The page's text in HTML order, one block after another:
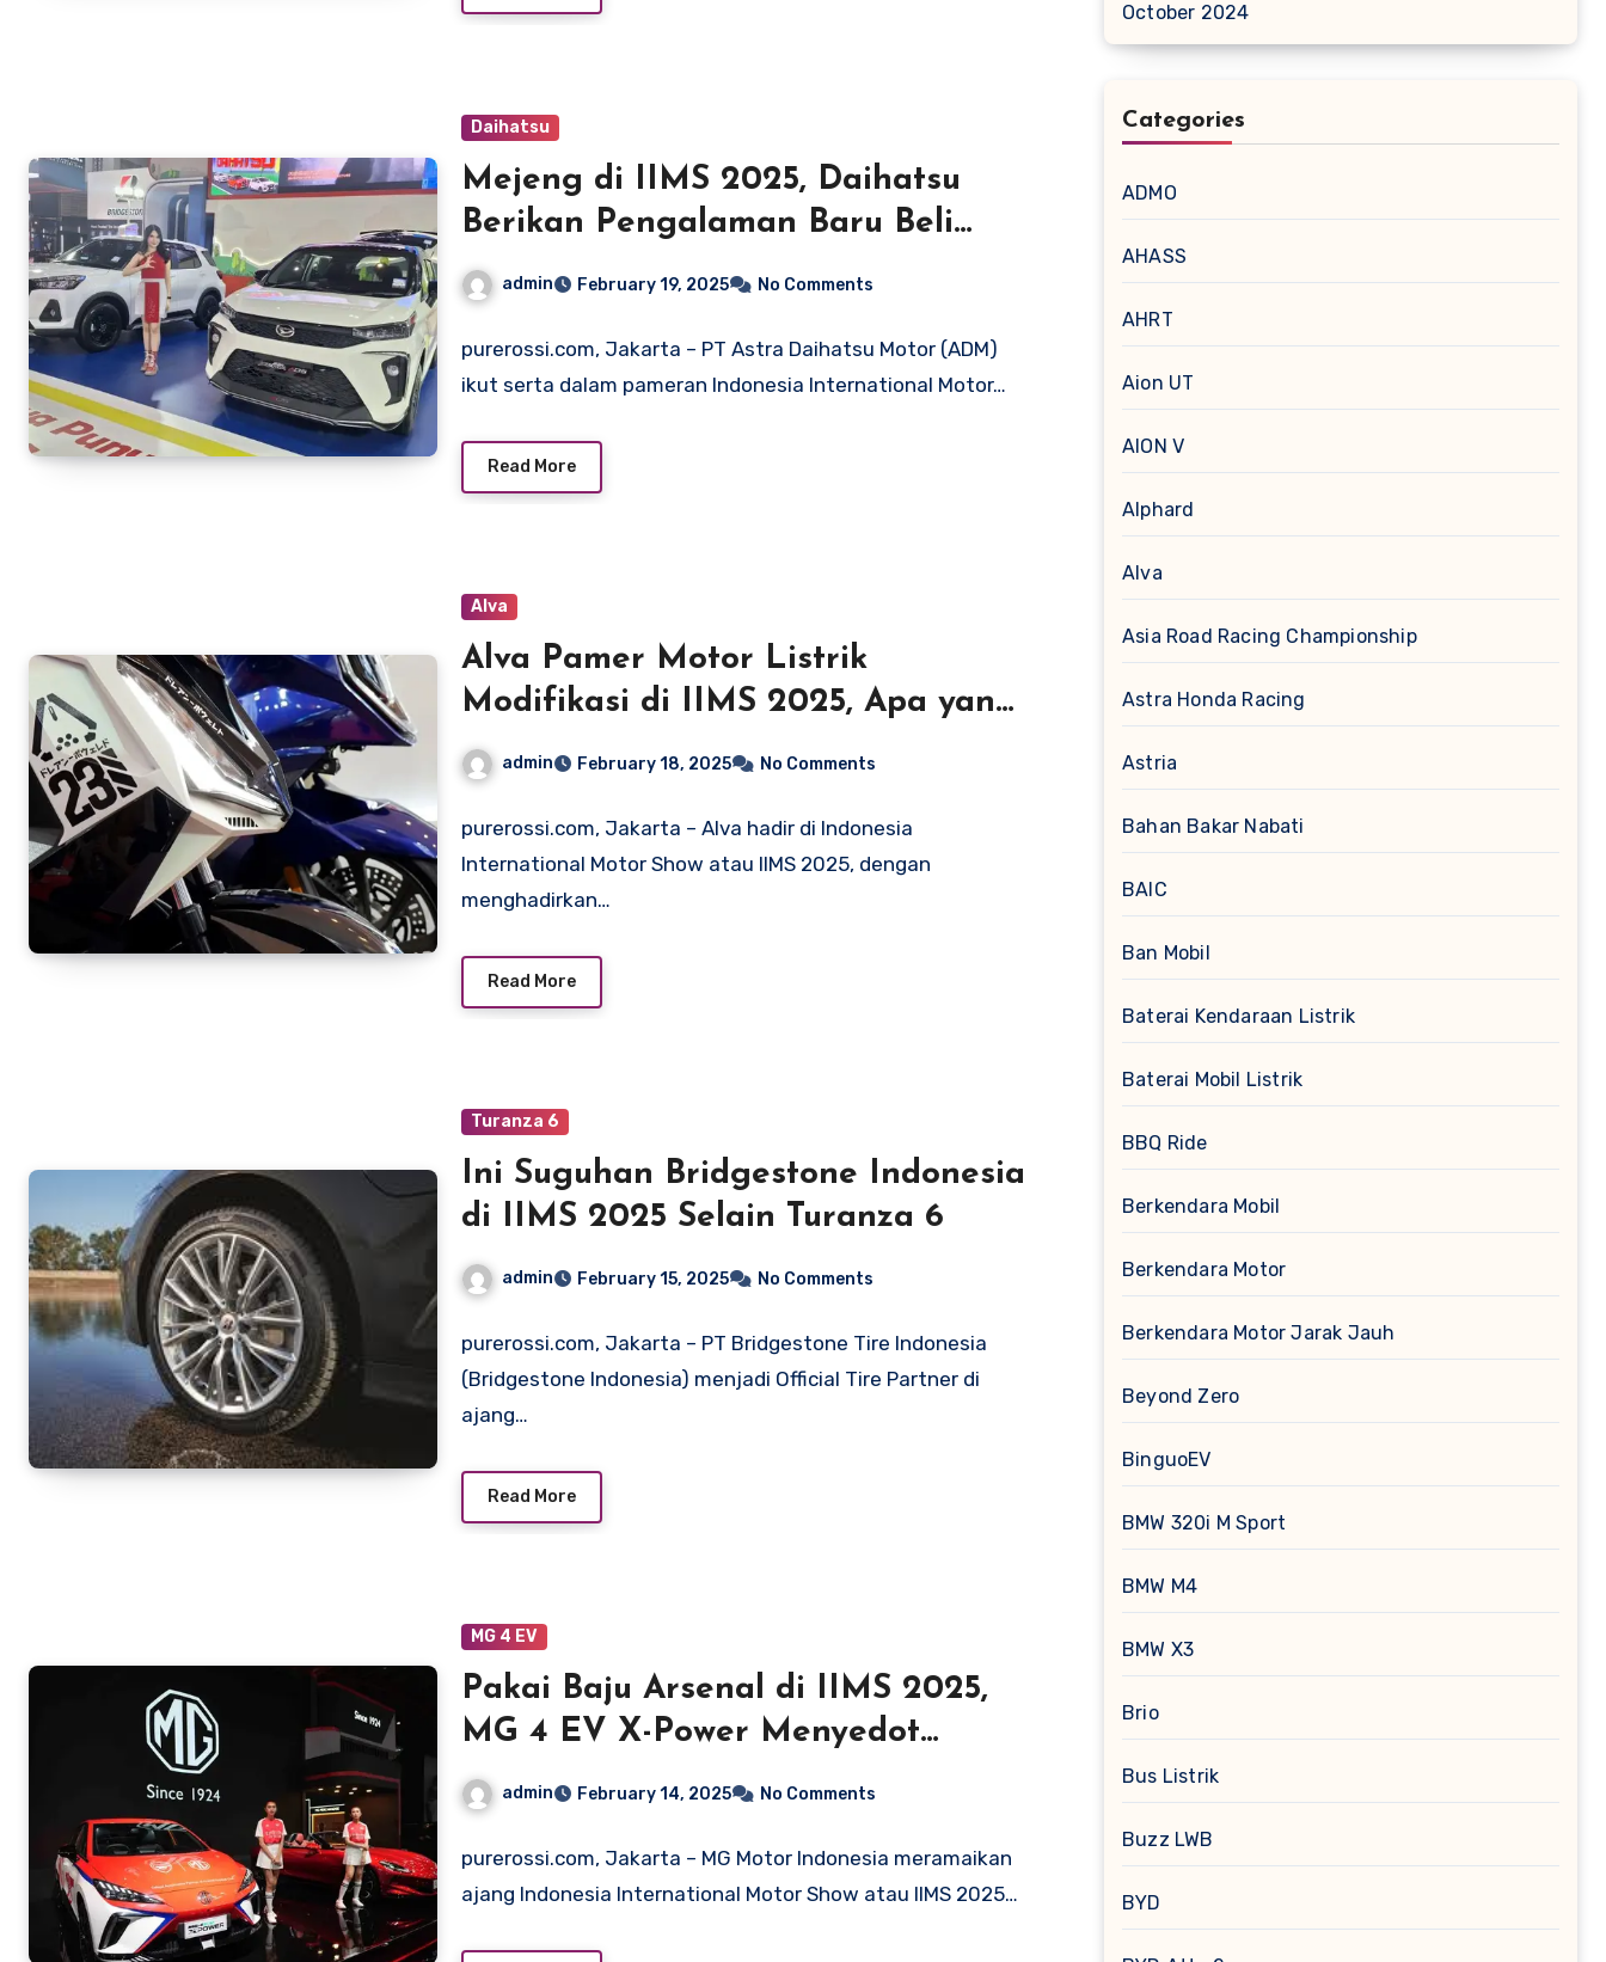
Daihatsu
Mejeng di IIMS 2025, Daihatsu
Berikan Pengalaman Baru Beli
Mobil dengan Mudah
admin February 19, 2025 No Comments
purerossi.com, Jakarta – PT Astra Daihatsu Motor (ADM)
ikut serta dalam pameran Indonesia International Motor…
Read More
Alva
Alva Pamer Motor Listrik
Modifikasi di IIMS 2025, Apa yang
Spesial?
admin February 18, 2025 No Comments
purerossi.com, Jakarta – Alva hadir di Indonesia
International Motor Show atau IIMS 2025, dengan
menghadirkan…
Read More
Turanza 6
Ini Suguhan Bridgestone Indonesia
di IIMS 2025 Selain Turanza 6
admin February 15, 2025 No Comments
purerossi.com, Jakarta – PT Bridgestone Tire Indonesia
(Bridgestone Indonesia) menjadi Official Tire Partner di
ajang…
Read More
MG 4 EV
Pakai Baju Arsenal di IIMS 2025,
MG 4 EV X-Power Menyedot
Perhatian
admin February 14, 2025 No Comments
purerossi.com, Jakarta – MG Motor Indonesia meramaikan
ajang Indonesia International Motor Show atau IIMS 2025…
October 2024
Categories
ADMO
AHASS
AHRT
Aion UT
AION V
Alphard
Alva
Asia Road Racing Championship
Astra Honda Racing
Astria
Bahan Bakar Nabati
BAIC
Ban Mobil
Baterai Kendaraan Listrik
Baterai Mobil Listrik
BBQ Ride
Berkendara Mobil
Berkendara Motor
Berkendara Motor Jarak Jauh
Beyond Zero
BinguoEV
BMW 320i M Sport
BMW M4
BMW X3
Brio
Bus Listrik
Buzz LWB
BYD